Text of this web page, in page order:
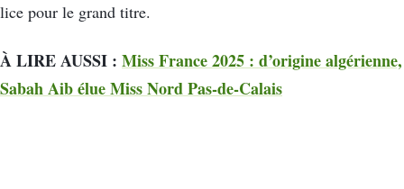
lice pour le grand titre.
À LIRE AUSSI : Miss France 2025 : d’origine algérienne,
Sabah Aib élue Miss Nord Pas-de-Calais